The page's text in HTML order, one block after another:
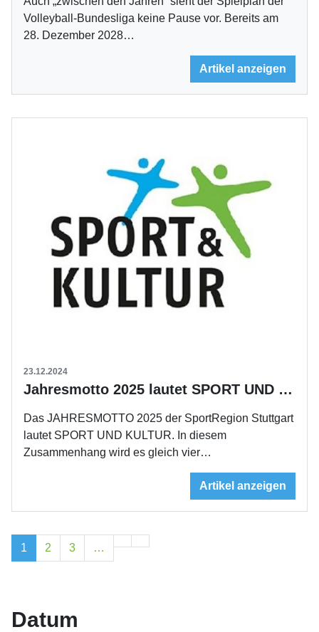
Volleyball-Bundesliga keine Pause vor. Bereits am
28. Dezember 2028…
Artikel anzeigen
23.12.2024
Jahresmotto 2025 lautet SPORT UND KULTUR
Das JAHRESMOTTO 2025 der SportRegion Stuttgart
lautet SPORT UND KULTUR. In diesem
Zusammenhang wird es gleich vier…
Artikel anzeigen
1 2 3 …
Datum